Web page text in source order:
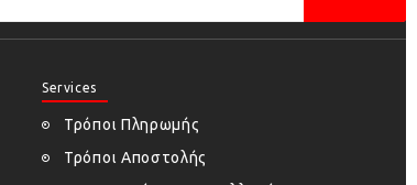
Services
Τρόποι Πληρωμής
Τρόποι Αποστολής